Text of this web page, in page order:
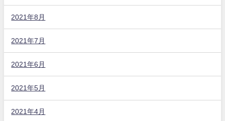
2021年8月
2021年7月
2021年6月
2021年5月
2021年4月